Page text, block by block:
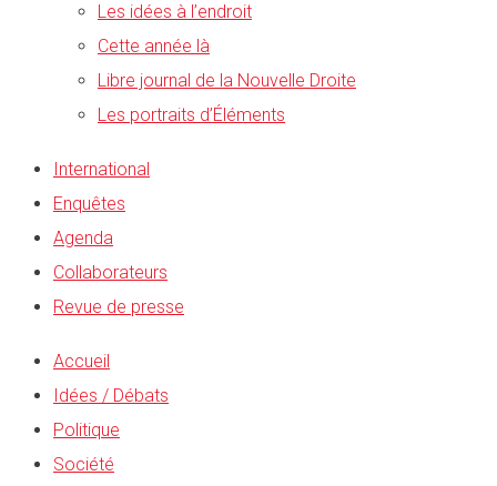
Les idées à l’endroit
Cette année là
Libre journal de la Nouvelle Droite
Les portraits d’Éléments
International
Enquêtes
Agenda
Collaborateurs
Revue de presse
Accueil
Idées / Débats
Politique
Société